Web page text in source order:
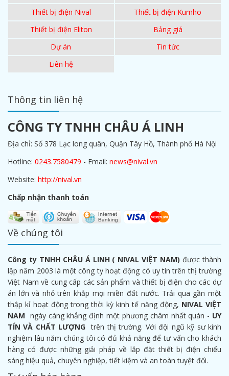
Thiết bị điện Nival
Thiết bị điện Kumho
Thiết bị điện Eliton
Bảng giá
Dự án
Tin tức
Liên hệ
Thông tin liên hệ
CÔNG TY TNHH CHÂU Á LINH
Địa chỉ: Số 378 Lạc long quân, Quận Tây Hồ, Thành phố Hà Nội
Hotline: 0243.7580479 - Email: news@nival.vn
Website: http://nival.vn
Chấp nhận thanh toán
Về chúng tôi
Công ty TNHH CHÂU Á LINH ( NIVAL VIỆT NAM) được thành
lập năm 2003 là một công ty hoạt động có uy tín trên thị trường
Việt Nam về cung cấp các sản phẩm và thiết bị điện cho các dự
án lớn và nhỏ trên khắp mọi miền đất nước. Trải qua gần một
thập kỉ hoạt động trong thời kỳ kinh tế năng động, NIVAL VIỆT
NAM ngày càng khẳng định một phương châm nhất quán - UY
TÍN VÀ CHẤT LƯỢNG trên thị trường. Với đội ngũ kỹ sư kinh
nghiệm lâu năm chúng tôi có đủ khả năng để tư vấn cho khách
hàng có được những giải pháp về lắp đặt thiết bị điện chiếu
sáng hiệu quả, chuyên nghiệp, tiết kiệm và an toàn tuyệt đối.